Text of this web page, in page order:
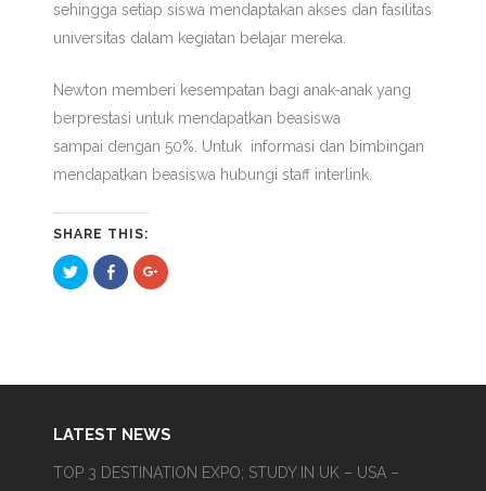
sehingga setiap siswa mendaptakan akses dan fasilitas
universitas dalam kegiatan belajar mereka.
Newton memberi kesempatan bagi anak-anak yang
berprestasi untuk mendapatkan beasiswa
sampai dengan 50%. Untuk informasi dan bimbingan
mendapatkan beasiswa hubungi staff interlink.
SHARE THIS:
Click
to
Click
to
Click
to
LATEST NEWS
TOP 3 DESTINATION EXPO; STUDY IN UK – USA –